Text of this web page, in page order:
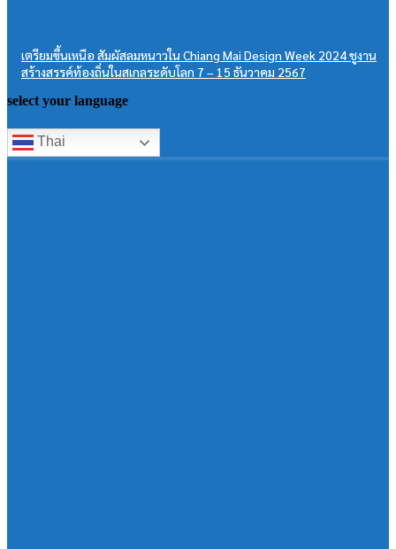
เตรียมขึ้นเหนือ สัมผัสลมหนาวใน Chiang Mai Design Week 2024 ชูงาน
สร้างสรรค์ท้องถิ่นในสเกลระดับโลก 7 – 15 ธันวาคม 2567
select your language
Thai